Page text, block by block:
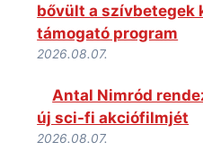
bővült a szívbetegek
támogató program
2026.08.07.
Antal Nimród
új sci-fi akciófilmjét
2026.08.07.